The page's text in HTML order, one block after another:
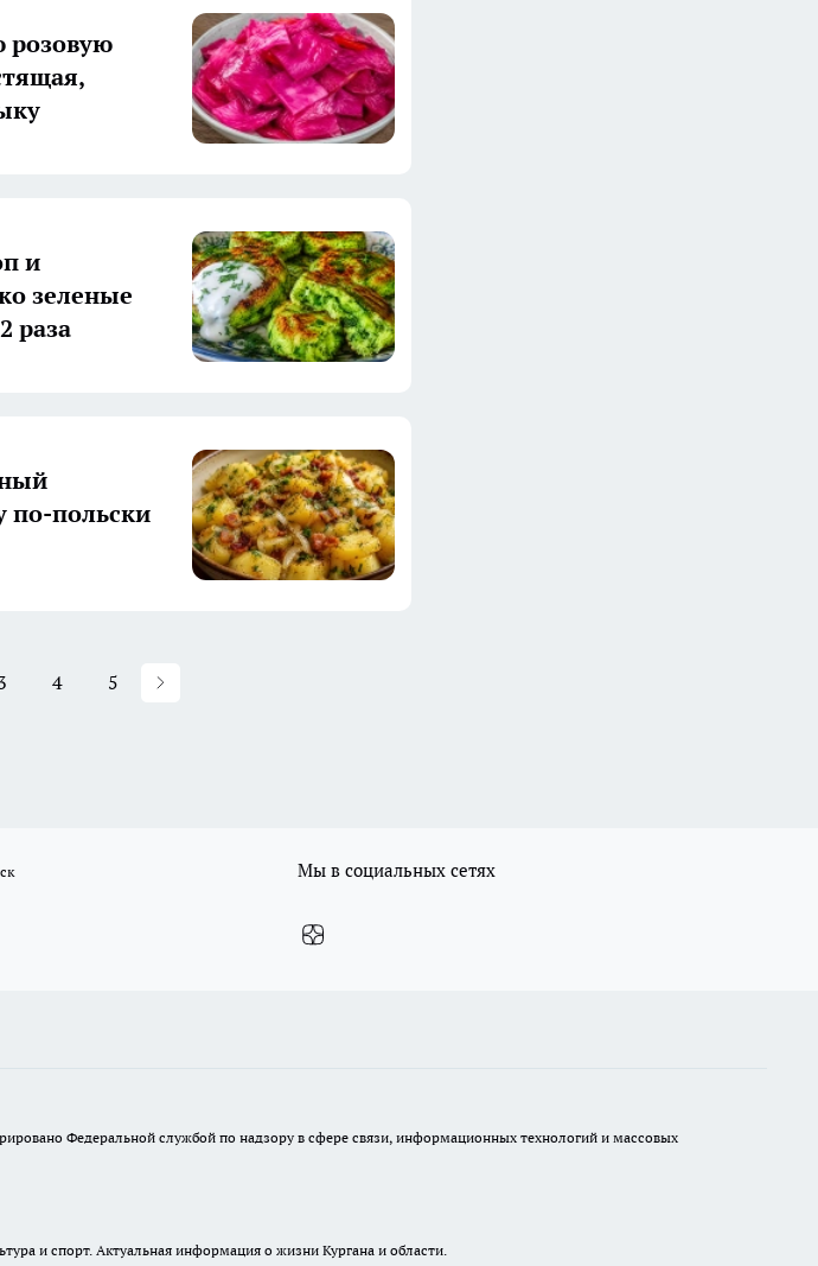
розовую
и
зеленые
раза
по-польски
4 5
Мы в социальных сетях
Федеральной службой по надзору в сфере связи, информационных технологий и массовых
и спорт. Актуальная информация о жизни Кургана и области.